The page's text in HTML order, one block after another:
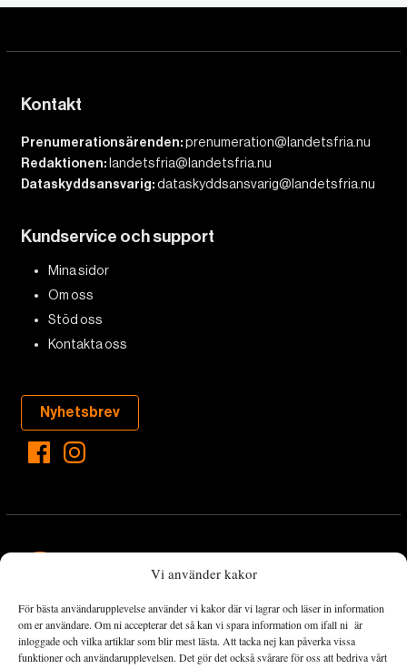
Vi använder kakor
För bästa användarupplevelse använder vi kakor där vi lagrar och läser in information
om er användare. Om ni accepterar det så kan vi spara information om ifall ni är
inloggade och vilka artiklar som blir mest lästa. Att tacka nej kan påverka vissa
funktioner och användarupplevelsen. Det gör det också svårare för oss att bedriva vårt
Kontakt
Prenumerationsärenden:prenumeration@landetsfria.nu
Redaktionen: landetsfria@landetsfria.nu
Dataskyddsansvarig:dataskyddsansvarig@landetsfria.nu
Kundservice och support
Mina sidor
Om oss
Stöd oss
Kontakta oss
Nyhetsbrev
Landets Fria Tidning är en nyhetstidning med bred bevakning av
det viktigaste som händer lokalt och globalt och med fokus på
omställningsrörelsen. En omställning till ett hållbart samhälle går